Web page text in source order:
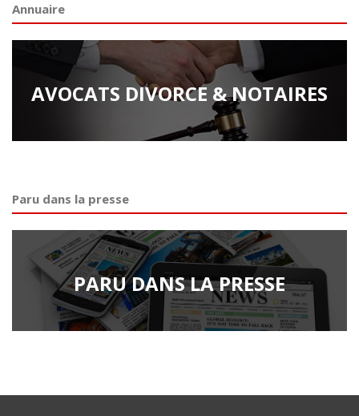
Annuaire
AVOCATS DIVORCE & NOTAIRES
Paru dans la presse
PARU DANS LA PRESSE